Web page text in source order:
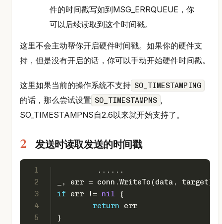
件的时间戳写如到MSG_ERRQUEUE，你
可以后续读取到这个时间戳。
这里不会主动帮你开启硬件时间戳。如果你的硬件支
持，但是没有开启的话，你可以手动开始硬件时间戳。
这里如果当前的操作系统不支持 SO_TIMESTAMPING
的话，那么尝试设置 SO_TIMESTAMPNS
SO_TIMESTAMPNS自2.6以来就开始支持了。
发送时读取发送的时间戳
1
2
3
4
5
         ......
_, err = conn.WriteTo(data, target)
if err != nil {
return err
}